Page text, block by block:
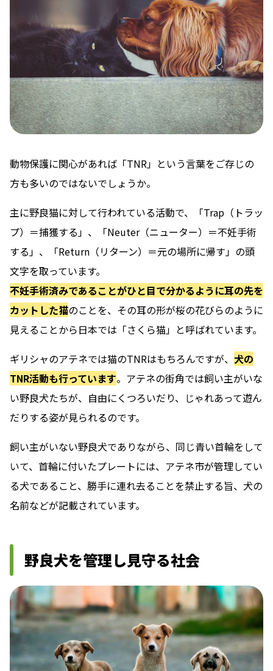
動物保護に関心があれば「TNR」という言葉をご存じの
方も多いのではないでしょうか。
主に野良猫に対して行われている活動で、「Trap（トラッ
プ）＝捕獲する」、「Neuter（ニューター）＝不妊手術
する」、「Return（リターン）＝元の場所に帰す」の頭
文字を取っています。
不妊手術済みであることがひと目で分かるように耳の先を
カットした猫のことを、その耳の形が桜の花びらのように
見えることから日本では「さくら猫」と呼ばれています。
ギリシャのアテネでは猫のTNRはもちろんですが、 犬の
TNR活動も行っています。アテネの街角では飼い主がいな
い野良犬たちが、自由にくつろいだり、じゃれあって遊ん
だりする姿が見られるのです。
飼い主がいない野良犬でありながら、同じ青い首輪をして
いて、首輪に付いたプレートには、アテネ市が管理してい
る犬であること、勝手に連れ去ることを禁止する旨、犬の
名前などが記載されています。
野良犬を管理し見守る社会